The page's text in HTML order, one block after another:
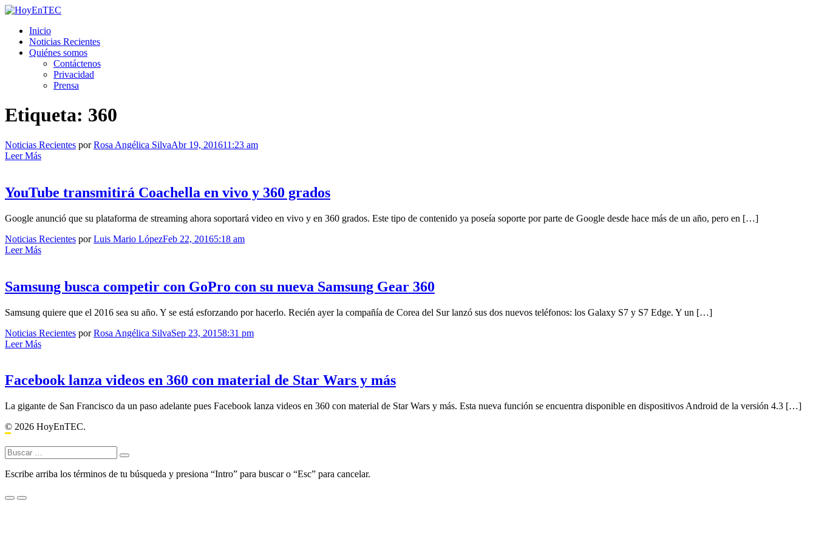
Saltar
contenido.
Inicio
Noticias Recientes
Quiénes somos
Contáctenos
Privacidad
Prensa
Etiqueta: 360
Noticias Recientes porRosa Angélica SilvaAbr 19, 201611:23 am
Leer Más
YouTube transmitirá Coachella en vivo y 360 grados
Google anunció que su plataforma de streaming ahora soportará video en vivo y en 360 grados. Este tipo de contenido ya poseía soporte por parte de Google desde hace más de un año, pero en […]
Noticias Recientes porLuis Mario LópezFeb 22, 20165:18 am
Leer Más
Samsung busca competir con GoPro con su nueva Samsung Gear 360
Samsung quiere que el 2016 sea su año. Y se está esforzando por hacerlo. Recién ayer la compañía de Corea del Sur lanzó sus dos nuevos teléfonos: los Galaxy S7 y S7 Edge. Y un […]
Noticias Recientes porRosa Angélica SilvaSep 23, 20158:31 pm
Leer Más
Facebook lanza videos en 360 con material de Star Wars y más
La gigante de San Francisco da un paso adelante pues Facebook lanza videos en 360 con material de Star Wars y más. Esta nueva función se encuentra disponible en dispositivos Android de la versión 4.3 […]
© 2026 HoyEnTEC.
Buscar:
Escribe arriba los términos de tu búsqueda y presiona “Intro” para buscar o “Esc” para cancelar.
Menu